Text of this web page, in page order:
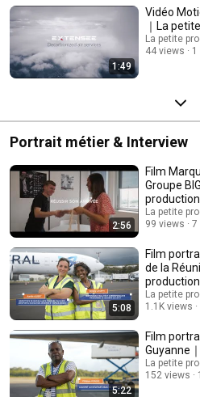
1:49
Vidéo
｜La
La petite
44 views
1
Portrait métier & Interview
2:56
Film
Groupe
production
La petite
99 views
7
5:08
Film
de la
production
La petite
1.1K views
5:22
Film
Guyanne
La petite
152 views